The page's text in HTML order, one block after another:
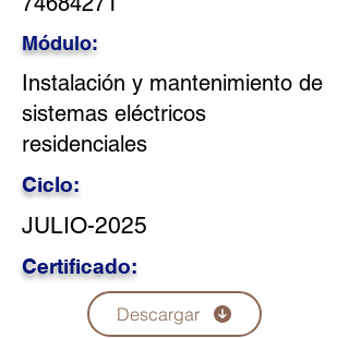
Módulo:
Instalación y mantenimiento de
sistemas eléctricos
residenciales
Ciclo:
JULIO-2025
Certificado:
Descargar